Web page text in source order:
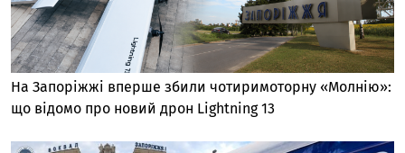
На Запоріжжі вперше збили чотиримоторну «Молнію»:
що відомо про новий дрон Lightning 13